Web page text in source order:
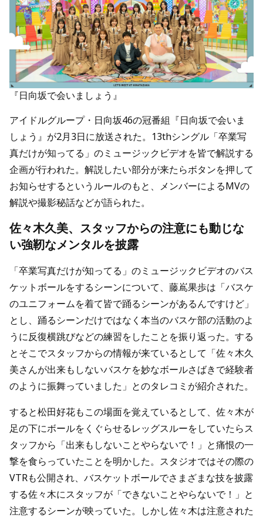
『日向坂で会いましょう』
アイドルグループ・日向坂46の冠番組『日向坂で会いま
しょう』が2月3日に放送された。13thシングル「卒業写
真だけが知ってる」のミュージックビデオを皆で解説する
企画が行われた。解説したい部分が来たらボタンを押して
お知らせするというルールのもと、メンバーによるMVの
解説や撮影秘話などが語られた。
佐々木久美、スタッフからの注意にも動じな
い強靭なメンタルを披露
「卒業写真だけが知ってる」のミュージックビデオのバス
ケットボールをするシーンについて、藤嶌果歩は「バスケ
のユニフォームを着て皆で踊るシーンがあるんですけど」
とし、踊るシーンだけではなく本当のバスケ部の活動のよ
うに反復横跳びなどの練習をしたことを振り返った。する
とそこでスタッフからの情報が来ているとして「佐々木久
美さんが出来もしないバスケを妙なボールさばきで経験者
のように振舞っていました」とのタレコミが紹介された。
すると松田好花もこの場面を覚えているとして、佐々木が
足の下にボールをくぐらせるレッグスルーをしていたらス
タッフから「出来もしないことやらないで！」と痛恨の一
撃を食らっていたことを明かした。スタジオではその際の
VTRも公開され、バスケットボールでさまざまな技を披露
する佐々木にスタッフが「できないことやらないで！」と
注意するシーンが映っていた。しかし佐々木は注意された